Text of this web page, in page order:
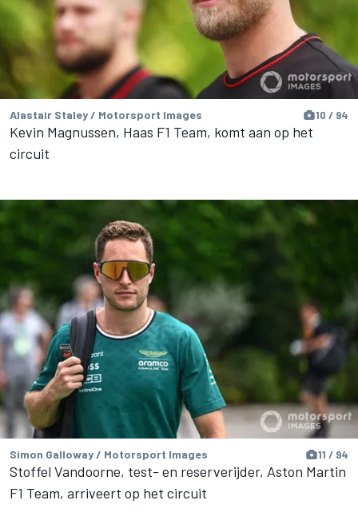
Alastair Staley / Motorsport Images 10 / 94
Kevin Magnussen, Haas F1 Team, komt aan op het
circuit
Simon Galloway / Motorsport Images 11 / 94
Stoffel Vandoorne, test- en reserverijder, Aston Martin
F1 Team, arriveert op het circuit